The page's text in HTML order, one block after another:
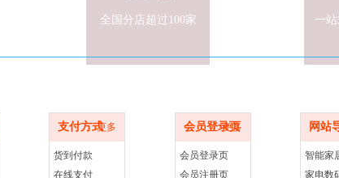
全国分店超过100家 一
支付方式更多
货到付款
在线支付
会员登录页
更多
会员登录页
会员注册页
网站
智能家
家电数